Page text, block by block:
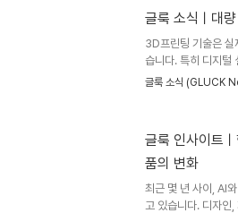
글룩 소식ㅣ대
3D프린팅 기술은 실
습니다. 특히 디지털
려웠던 복잡한 형상
조 시스템을 구축하
후공정 기술 3D프린
포함하는 필..
글룩 소식 (GLUCK
글룩 인사이트
품의 변화
최근 몇 년 사이, AI
고 있습니다. 디자인